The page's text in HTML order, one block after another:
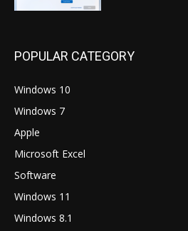
POPULAR CATEGORY
Windows 10
Windows 7
Apple
Microsoft Excel
Software
Windows 11
Windows 8.1